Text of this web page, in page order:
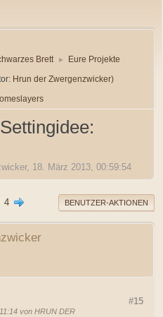
Brett ► Eure Projekte
Hrun der Zwergenzwicker)
18. März 2013, 00:59:54
4 BENUTZER-AKTIONEN
#15
von HRUN DER